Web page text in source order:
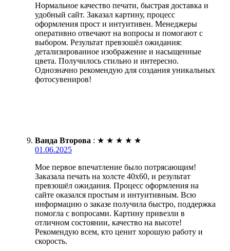
Нормальное качество печати, быстрая доставка и
удобный сайт. Заказал картину, процесс
оформления прост и интуитивен. Менеджеры
оперативно отвечают на вопросы и помогают с
выбором. Результат превзошёл ожидания:
детализированное изображение и насыщенные
цвета. Получилось стильно и интересно.
Однозначно рекомендую для создания уникальных
фотосувениров!
Ванда Второва : ★ ★ ★ ★ ★
01.06.2025
Мое первое впечатление было потрясающим!
Заказала печать на холсте 40х60, и результат
превзошёл ожидания. Процесс оформления на
сайте оказался простым и интуитивным. Всю
информацию о заказе получила быстро, поддержка
помогла с вопросами. Картину привезли в
отличном состоянии, качество на высоте!
Рекомендую всем, кто ценит хорошую работу и
скорость.